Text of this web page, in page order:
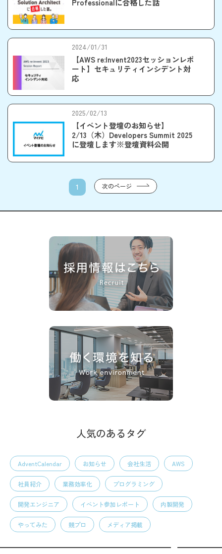
Professionalに合格した話
2024/01/31
【AWS re:Invent2023セッションレポ
ート】セキュリティインシデント対
応
2025/02/13
【イベント登壇のお知らせ】
2/13（木）Developers Summit 2025
に登壇します※登壇資料公開
1 次のページ
人気のあるタグ
AdventCalendar お知らせ 会社生活 AWS
社員紹介 業務効率化 プログラミング
開発エンジニア イベント参加レポート 内製開発
やってみた 競プロ メディア掲載